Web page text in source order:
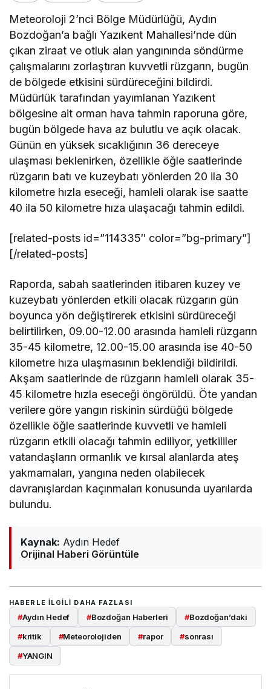
Meteoroloji 2’nci Bölge Müdürlüğü, Aydın
Bozdoğan’a bağlı Yazıkent Mahallesi’nde dün
çıkan ziraat ve otluk alan yangınında söndürme
çalışmalarını zorlaştıran kuvvetli rüzgarın, bugün
de bölgede etkisini sürdüreceğini bildirdi.
Müdürlük tarafından yayımlanan Yazıkent
bölgesine ait orman hava tahmin raporuna göre,
bugün bölgede hava az bulutlu ve açık olacak.
Günün en yüksek sıcaklığının 36 dereceye
ulaşması beklenirken, özellikle öğle saatlerinde
rüzgarın batı ve kuzeybatı yönlerden 20 ila 30
kilometre hızla eseceği, hamleli olarak ise saatte
40 ila 50 kilometre hıza ulaşacağı tahmin edildi.
[related-posts id=”114335″ color=”bg-primary”]
[/related-posts]
Raporda, sabah saatlerinden itibaren kuzey ve
kuzeybatı yönlerden etkili olacak rüzgarın gün
boyunca yön değiştirerek etkisini sürdüreceği
belirtilirken, 09.00-12.00 arasında hamleli rüzgarın
35-45 kilometre, 12.00-15.00 arasında ise 40-50
kilometre hıza ulaşmasının beklendiği bildirildi.
Akşam saatlerinde de rüzgarın hamleli olarak 35-
45 kilometre hızla eseceği öngörüldü. Öte yandan
verilere göre yangın riskinin sürdüğü bölgede
özellikle öğle saatlerinde kuvvetli ve hamleli
rüzgarın etkili olacağı tahmin ediliyor, yetkililer
vatandaşların ormanlık ve kırsal alanlarda ateş
yakmamaları, yangına neden olabilecek
davranışlardan kaçınmaları konusunda uyarılarda
bulundu.
Kaynak: Aydın Hedef
Orijinal Haberi Görüntüle
HABERLE ILGILI DAHA FAZLASI
#Aydın Hedef #Bozdoğan Haberleri #Bozdoğan’daki
#kritik #Meteorolojiden #rapor #sonrası
#YANGIN